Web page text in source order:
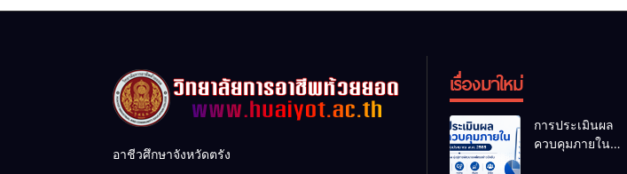
อาชีวศึกษาจังหวัดตรัง
เรื่องมาใหม่
การประเมินผล
ควบคุมภายใน